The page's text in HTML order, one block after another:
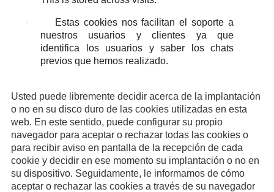
·
Estas cookies nos facilitan el soporte a
nuestros usuarios y clientes ya que
identifica los usuarios y saber los chats
previos que hemos realizado.
Usted puede libremente decidir acerca de la implantación
o no en su disco duro de las cookies utilizadas en esta
web. En este sentido, puede configurar su propio
navegador para aceptar o rechazar todas las cookies o
para recibir aviso en pantalla de la recepción de cada
cookie y decidir en ese momento su implantación o no en
su dispositivo. Seguidamente, le informamos de cómo
aceptar o rechazar las cookies a través de su navegador